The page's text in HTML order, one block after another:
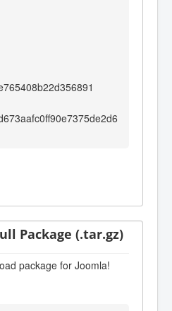
Package (.tar.gz)
package for Joomla!